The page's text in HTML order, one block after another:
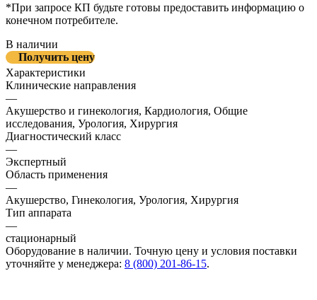
*При запросе КП будьте готовы предоставить информацию о
конечном потребителе.
В наличии
Получить цену
Характеристики
Клинические направления
—
Акушерство и гинекология, Кардиология, Общие
исследования, Урология, Хирургия
Диагностический класс
—
Экспертный
Область применения
—
Акушерство, Гинекология, Урология, Хирургия
Тип аппарата
—
стационарный
Оборудование в наличии. Точную цену и условия поставки
уточняйте у менеджера: 8 (800) 201-86-15.